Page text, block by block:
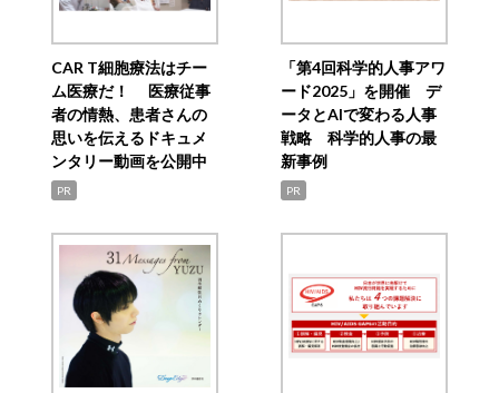
CAR T細胞療法はチー
ム医療だ！ 医療従事
者の情熱、患者さんの
思いを伝えるドキュメ
ンタリー動画を公開中
PR
「第4回科学的人事アワ
ード2025」を開催 デ
ータとAIで変わる人事
戦略 科学的人事の最
新事例
PR